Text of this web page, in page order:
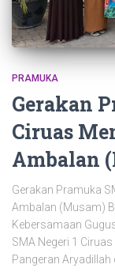
PRAMUKA
Gerakan
Ciruas
Ambalan
Gerakan Pramuka
Ambalan (Musam)
Kebersamaan
SMA Negeri 1
Pangeran Aryadillah